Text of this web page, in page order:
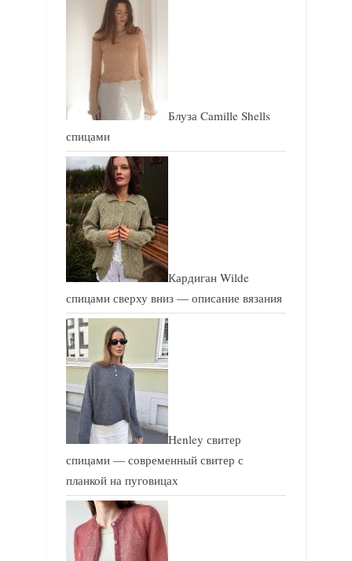
Блуза Camille Shells
спицами
Кардиган Wilde
спицами сверху вниз — описание вязания
Henley свитер
спицами — современный свитер с
планкой на пуговицах